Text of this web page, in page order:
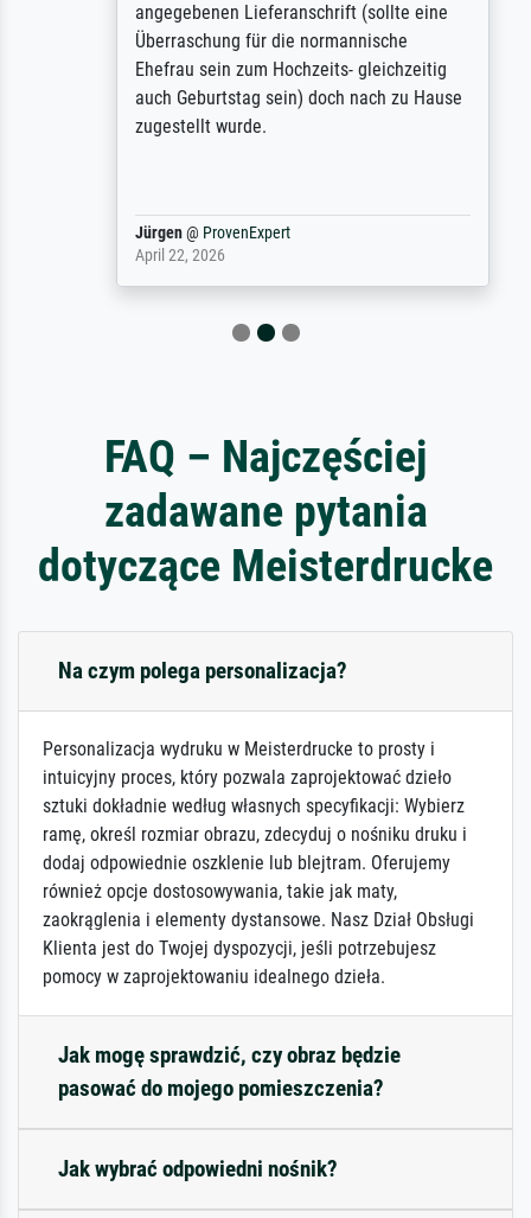
angegebenen Lieferanschrift (sollte eine
Überraschung für die normannische
Ehefrau sein zum Hochzeits- gleichzeitig
auch Geburtstag sein) doch nach zu Hause
zugestellt wurde.
Jürgen@ProvenExpert
April 22, 2026
FAQ – Najczęściej
zadawane pytania
dotyczące Meisterdrucke
Na czym polega personalizacja?
Personalizacja wydruku w Meisterdrucke to prosty i
intuicyjny proces, który pozwala zaprojektować dzieło
sztuki dokładnie według własnych specyfikacji: Wybierz
ramę, określ rozmiar obrazu, zdecyduj o nośniku druku i
dodaj odpowiednie oszklenie lub blejtram. Oferujemy
również opcje dostosowywania, takie jak maty,
zaokrąglenia i elementy dystansowe. Nasz Dział Obsługi
Klienta jest do Twojej dyspozycji, jeśli potrzebujesz
pomocy w zaprojektowaniu idealnego dzieła.
Jak mogę sprawdzić, czy obraz będzie
pasować do mojego pomieszczenia?
Jak wybrać odpowiedni nośnik?